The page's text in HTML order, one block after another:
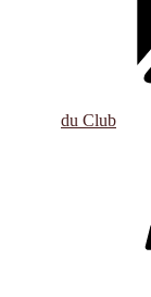
du Club